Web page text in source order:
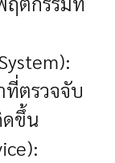
ตรวจจับ
ดขึ้น